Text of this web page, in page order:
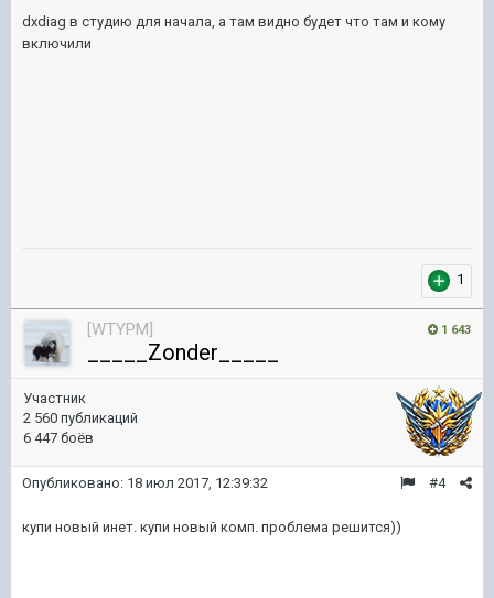
dxdiag в студию для начала, а там видно будет что там и кому
включили
1
1 643
[WTYPM]
_____Zonder_____
Участник
2 560 публикаций
6 447 боёв
#4
Опубликовано: 18 июл 2017, 12:39:32
купи новый инет. купи новый комп. проблема решится))